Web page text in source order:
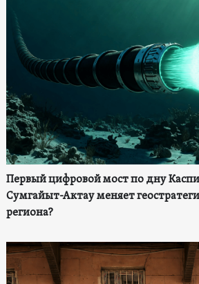
Первый цифровой мост по дну
Сумгайыт-Актау меняет
региона?